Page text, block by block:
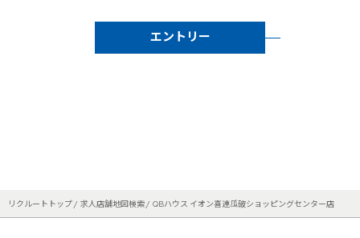
エントリー
リクルートトップ 求人店舗地図検索 QBハウス イオン喜連瓜破ショッピングセンター店